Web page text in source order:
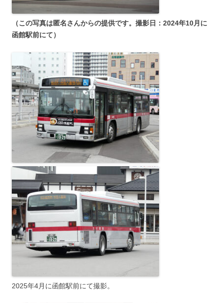
（この写真は匿名さんからの提供です。撮影日：2024年10月に
函館駅前にて）
2025年4月に函館駅前にて撮影。